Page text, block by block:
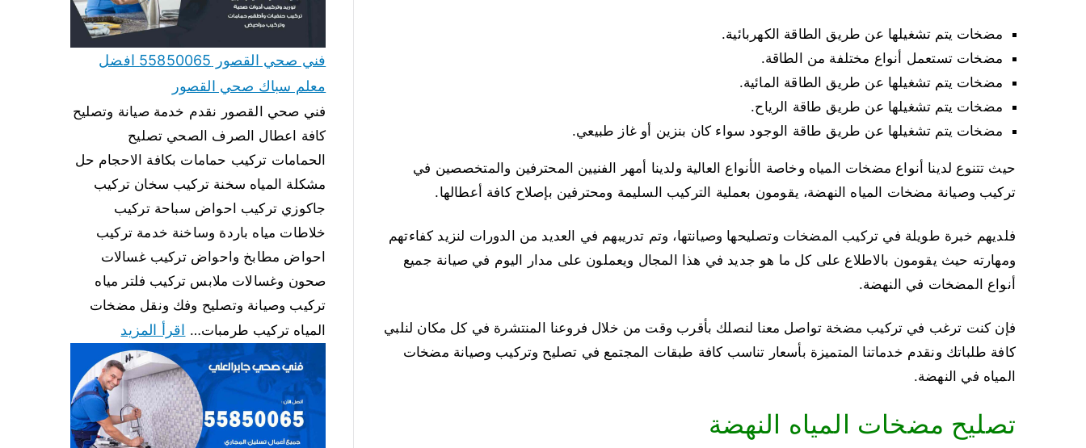
مضخات يتم تشغيلها عن طريق الطاقة الكهربائية.
مضخات تستعمل أنواع مختلفة من الطاقة.
مضخات يتم تشغيلها عن طريق الطاقة المائية.
مضخات يتم تشغيلها عن طريق طاقة الرياح.
مضخات يتم تشغيلها عن طريق طاقة الوجود سواء كان بنزين أو غاز طبيعي.
حيث تتنوع لدينا أنواع مضخات المياه وخاصة الأنواع العالية ولدينا أمهر الفنيين المحترفين والمتخصصين في
تركيب وصيانة مضخات المياه النهضة، يقومون بعملية التركيب السليمة ومحترفين بإصلاح كافة أعطالها.
فلديهم خبرة طويلة في تركيب المضخات وتصليحها وصيانتها، وتم تدريبهم في العديد من الدورات لنزيد كفاءتهم
ومهارته حيث يقومون بالاطلاع على كل ما هو جديد في هذا المجال ويعملون على مدار اليوم في صيانة جميع
أنواع المضخات في النهضة.
فإن كنت ترغب في تركيب مضخة تواصل معنا لنصلك بأقرب وقت من خلال فروعنا المنتشرة في كل مكان لنلبي
كافة طلباتك ونقدم خدماتنا المتميزة بأسعار تناسب كافة طبقات المجتمع في تصليح وتركيب وصيانة مضخات
المياه في النهضة.
تصليح مضخات المياه النهضة
فني صحي القصور 55850065 افضل
معلم سباك صحي القصور
فني صحي القصور نقدم خدمة صيانة وتصليح
كافة اعطال الصرف الصحي تصليح
الحمامات تركيب حمامات بكافة الاحجام حل
مشكلة المياه سخنة تركيب سخان تركيب
جاكوزي تركيب احواض سباحة تركيب
خلاطات مياه باردة وساخنة خدمة تركيب
احواض مطابخ واحواض تركيب غسالات
صحون وغسالات ملابس تركيب فلتر مياه
تركيب وصيانة وتصليح وفك ونقل مضخات
المياه تركيب طرمبات… اقرأ المزيد